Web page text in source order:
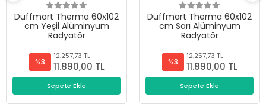
Duffmart Therma 60x102
cm Yeşil Alüminyum
Radyatör
%3
12.257,73 TL
11.890,00 TL
Sepete Ekle
Duffmart Therma 60x102
cm Sarı Alüminyum
Radyatör
%3
12.257,73 TL
11.890,00 TL
Sepete Ekle